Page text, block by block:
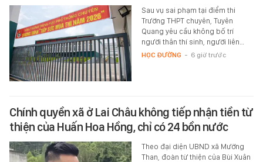
Sau vụ sai phạm tại điểm thi
Trường THPT chuyên, Tuyên
Quang yêu cầu không bố trí
người thân thí sinh, người liên…
HỌC ĐƯỜNG - 6 giờ trước
Chính quyền xã ở Lai Châu không tiếp nhận tiền từ
thiện của Huấn Hoa Hồng, chỉ có 24 bồn nước
Theo đại diện UBND xã Mường
Than, đoàn từ thiện của Bùi Xuân